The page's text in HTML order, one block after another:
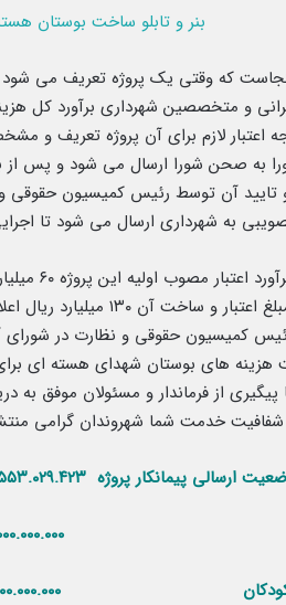
که وقتی یک پروژه تعریف می
و متخصصین شهرداری برآورد کل
اعتبار لازم برای آن پروژه تعریف
به صحن شورا ارسال می شود و پس از
تایید آن توسط رئیس کمیسیون
به شهرداری ارسال می شود تا
طبق
یادبود افتتاح پروژه
کمیسیون حقوقی و نظارت در شورای
هزینه های بوستان شهدای هسته ای
از فرماندار و مسئولان موفق
شفافیت خدمت شما شهروندان گرامی
پروژه ۲۱۹.۵۵۳.۰۲۹.۴۲۳ ریال
کودکان ۳.۶۰۰.۰۰۰.۰۰۰